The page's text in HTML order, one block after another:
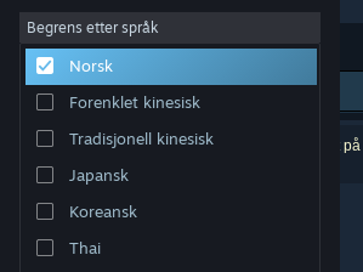
Kundestøtte
Bytt språk
Skaff deg Steam-appen på mobil
Vis skrivebordsversjon
Begrens etter språk
Norsk
Forenklet kinesisk
Tradisjonell kinesisk
Japansk
Koreansk
Thai
Sorter etter Relevans
0 treff på søket. 1 produkt er blitt utelukket basert
innstillinger.